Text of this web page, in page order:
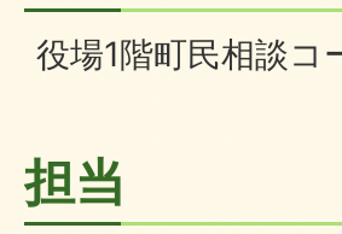
役場1階町民相談コ
担当